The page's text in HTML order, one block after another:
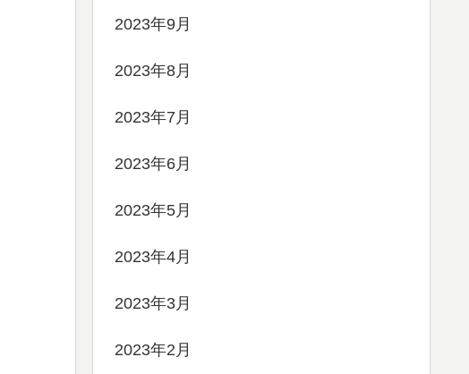
2023年9月
2023年8月
2023年7月
2023年6月
2023年5月
2023年4月
2023年3月
2023年2月